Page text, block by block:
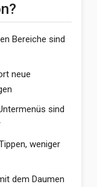
Bereiche sind
neue
sind
weniger
dem Daumen